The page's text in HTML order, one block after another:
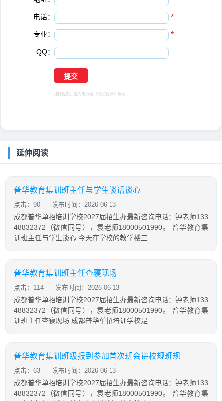
电话： *
专业： *
QQ：
选择提交，视为您同意 《隐私保障》 条例
延伸阅读
普华教育集训班主任与学生谈话谈心
点击：90 发布时间：2026-06-13
成都普华单招培训学校2027届招生办最新咨询电话：钟老师133
48832372（微信同号），袁老师18000501990。 普华教育集
训班主任与学生谈心 今天在学校的教学楼三
普华教育集训班主任查寝现场
点击：114 发布时间：2026-06-13
成都普华单招培训学校2027届招生办最新咨询电话：钟老师133
48832372（微信同号），袁老师18000501990。 普华教育集
训班主任查寝现场 成都普华单招培训学校是
普华教育集训班级报到参加首次班会讲校规班规
点击：63 发布时间：2026-06-13
成都普华单招培训学校2027届招生办最新咨询电话：钟老师133
48832372（微信同号），袁老师18000501990。 普华教育集